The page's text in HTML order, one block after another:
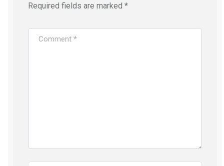
Required fields are marked *